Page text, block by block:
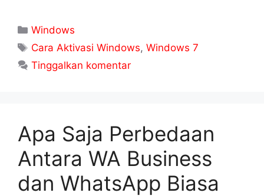
Kategori
Windows
Tag
Cara Aktivasi Windows,Windows 7
Tinggalkan komentar
Apa Saja Perbedaan
Antara WA Business
dan WhatsApp Biasa